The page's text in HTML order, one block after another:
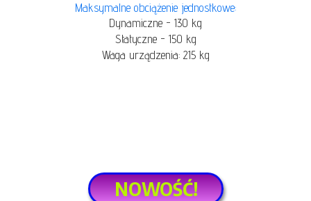
NOWOŚĆ!
Maksymalne obciążenie jednostkowe:
Dynamiczne - 130 kg
Statyczne - 150 kg
Waga urządzenia: 215 kg